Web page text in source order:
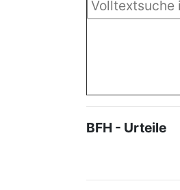
BFH - Urteile